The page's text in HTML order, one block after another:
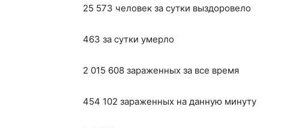
25 573 человек за сутки выздоровело
463 за сутки умерло
2 015 608 зараженных за все время
454 102 зараженных на данную минуту